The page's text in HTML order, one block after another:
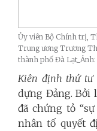
Ủy viên Bộ Chính trị,
Trung ương Trương
thành phố Đà
Kiên định thứ tư
dựng Đảng. Bởi
đã chứng tỏ
nhân tố quyết